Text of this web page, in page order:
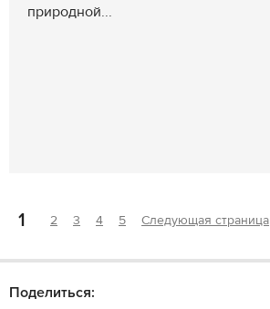
природной...
1 2 3 4 5 Следующая страница
Поделиться: